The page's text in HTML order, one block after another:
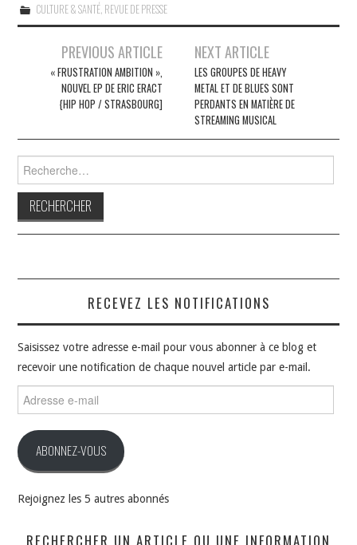
CULTURE & SANTÉ, REVUE DE PRESSE
Navigation
articles
PREVIOUS ARTICLE
« FRUSTRATION AMBITION »,
NOUVEL EP DE ERIC ERACT
{HIP HOP / STRASBOURG]
NEXT ARTICLE
LES GROUPES DE HEAVY
METAL ET DE BLUES SONT
PERDANTS EN MATIÈRE DE
STREAMING MUSICAL
RECEVEZ LES NOTIFICATIONS
Saisissez votre adresse e-mail pour vous abonner à ce blog et
recevoir une notification de chaque nouvel article par e-mail.
e-
ABONNEZ-VOUS
Rejoignez les 5 autres abonnés
RECHERCHER UN ARTICLE OU UNE INFORMATION